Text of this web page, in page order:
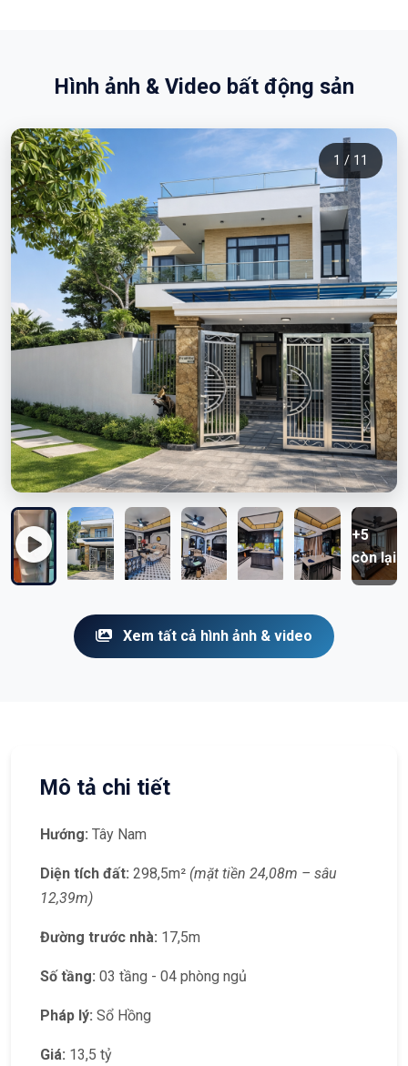
Hình ảnh & Video bất động sản
1 / 11
+5
còn lại
Xem tất cả hình ảnh & video
Mô tả chi tiết
Hướng: Tây Nam
Diện tích đất: 298,5m² (mặt tiền 24,08m – sâu
12,39m)
Đường trước nhà: 17,5m
Số tầng: 03 tầng - 04 phòng ngủ
Pháp lý: Sổ Hồng
Giá: 13,5 tỷ